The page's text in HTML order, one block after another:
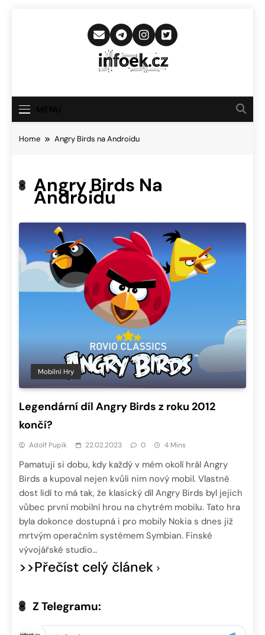
Infoek.cz
Novinkám
Home Angry Birds na Androidu
Angry Birds Na
Androidu
Mobilní Hry
Legendární díl Angry Birds z roku 2012
končí?
Adolf Pupík 22.02.2023 0 4 Mins
Pamatuji si dobu, kdy každý v mém okolí hrál Angry
Birds a kupoval nejen kvůli nim nový mobil. Vlastně
dost lidí to má tak, že klasický díl Angry Birds byl jejich
vůbec první mobilní hrou na chytrém mobilu. Tato hra
byla dokonce dostupná i pro mobily Nokia s dnes již
mrtvým operačním systémem Symbian. Finské
vývojářské studio…
>>Přečíst celý článek
Z Telegramu: